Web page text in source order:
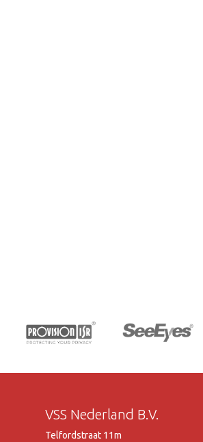
VSS Nederland B.V.
Telfordstraat 11m